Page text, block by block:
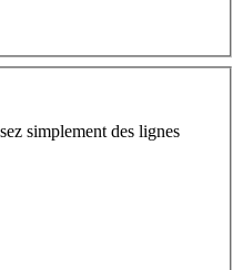
simplement des lignes